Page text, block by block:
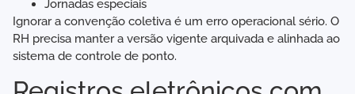
Jornadas especiais
Ignorar a convenção coletiva é um erro operacional sério. O
RH precisa manter a versão vigente arquivada e alinhada ao
sistema de controle de ponto.